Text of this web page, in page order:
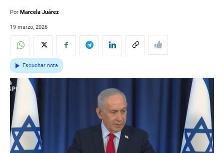
Por Marcela Juárez
19 marzo, 2026
Escuchar nota